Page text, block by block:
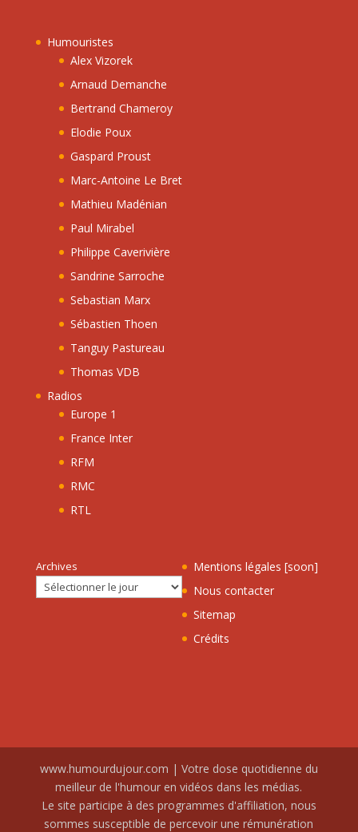
Humouristes
Alex Vizorek
Arnaud Demanche
Bertrand Chameroy
Elodie Poux
Gaspard Proust
Marc-Antoine Le Bret
Mathieu Madénian
Paul Mirabel
Philippe Caverivière
Sandrine Sarroche
Sebastian Marx
Sébastien Thoen
Tanguy Pastureau
Thomas VDB
Radios
Europe 1
France Inter
RFM
RMC
RTL
Archives
Mentions légales [soon]
Nous contacter
Sitemap
Crédits
www.humourdujour.com | Votre dose quotidienne du
meilleur de l'humour en vidéos dans les médias.
Le site participe à des programmes d'affiliation, nous
sommes susceptible de percevoir une rémunération